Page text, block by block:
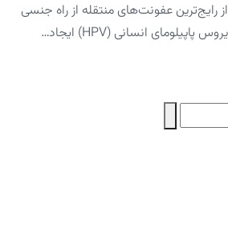
رایج‌ترین عفونت‌های منتقله از راه جنسی